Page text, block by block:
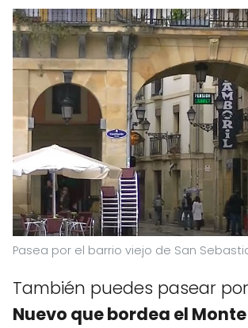
Pasea por el barrio viejo de San
También puedes pasear
Nuevo que bordea el